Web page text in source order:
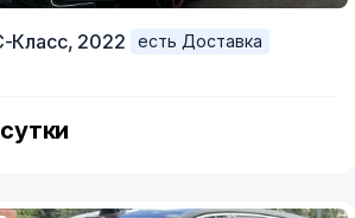
Класс, 2022
есть Доставка